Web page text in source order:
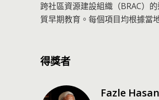
跨社區資源建設組織（BRAC）
質早期教育。每個項目均根據當
得獎者
Fazle